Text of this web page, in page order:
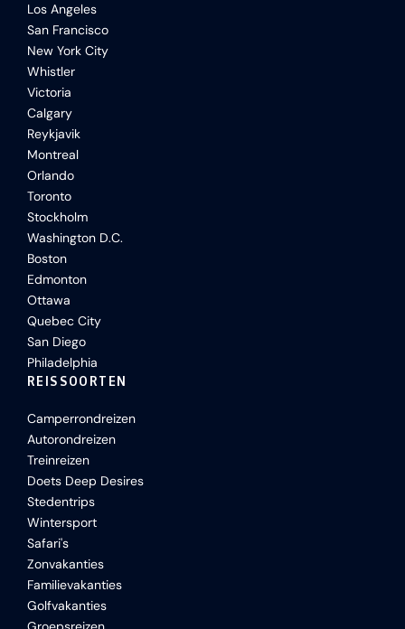
Los Angeles
San Francisco
New York City
Whistler
Victoria
Calgary
Reykjavik
Montreal
Orlando
Toronto
Stockholm
Washington D.C.
Boston
Edmonton
Ottawa
Quebec City
San Diego
Philadelphia
REISSOORTEN
Camperrondreizen
Autorondreizen
Treinreizen
Doets Deep Desires
Stedentrips
Wintersport
Safari's
Zonvakanties
Familievakanties
Golfvakanties